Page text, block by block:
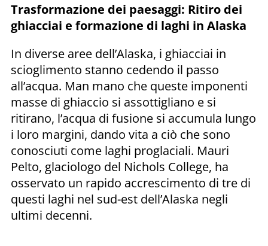
Trasformazione dei paesaggi: Ritiro dei
ghiacciai e formazione di laghi in Alaska
In diverse aree dell’Alaska, i ghiacciai in
scioglimento stanno cedendo il passo
all’acqua. Man mano che queste imponenti
masse di ghiaccio si assottigliano e si
ritirano, l’acqua di fusione si accumula lungo
i loro margini, dando vita a ciò che sono
conosciuti come laghi proglaciali. Mauri
Pelto, glaciologo del Nichols College, ha
osservato un rapido accrescimento di tre di
questi laghi nel sud-est dell’Alaska negli
ultimi decenni.